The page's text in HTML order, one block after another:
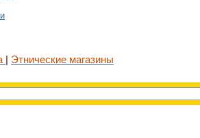
Этнические магазины